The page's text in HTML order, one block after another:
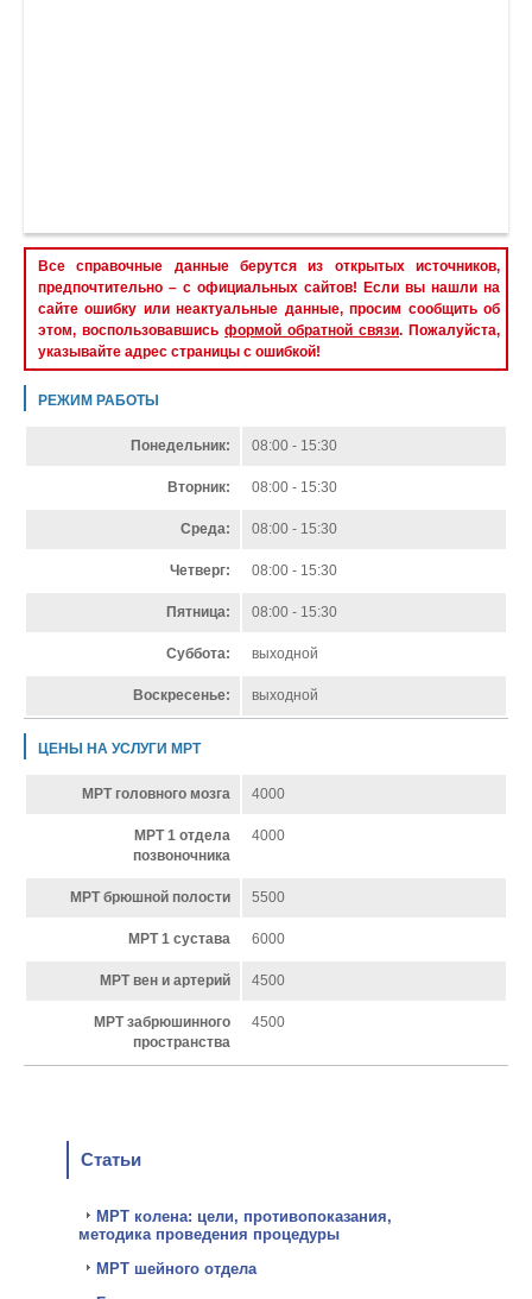
Все справочные данные берутся из открытых источников,
предпочтительно – с официальных сайтов! Если вы нашли на
сайте ошибку или неактуальные данные, просим сообщить об
этом, воспользовавшись формой обратной связи. Пожалуйста,
указывайте адрес страницы с ошибкой!
РЕЖИМ РАБОТЫ
Понедельник: 08:00 - 15:30
Вторник: 08:00 - 15:30
Среда: 08:00 - 15:30
Четверг: 08:00 - 15:30
Пятница: 08:00 - 15:30
Суббота: выходной
Воскресенье: выходной
ЦЕНЫ НА УСЛУГИ МРТ
МРТ головного мозга 4000
МРТ 1 отдела
позвоночника
4000
МРТ брюшной полости 5500
МРТ 1 сустава 6000
МРТ вен и артерий 4500
МРТ забрюшинного
пространства
4500
Статьи
МРТ колена: цели, противопоказания,
методика проведения процедуры
МРТ шейного отдела